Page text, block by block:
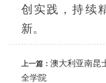
创实践，持续
新。
上一篇： 澳大利亚南昆
全学院